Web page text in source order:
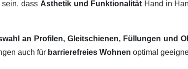
sein, dass Ästhetik und Funktionalität Hand in
an Profilen, Gleitschienen, Füllungen und
auch für barrierefreies Wohnen optimal